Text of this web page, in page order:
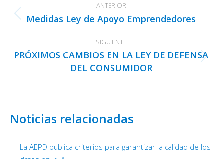
entre
publicaciones
ANTERIOR
Publicación
Medidas Ley de Apoyo Emprendedores
SIGUIENTE
Publicación
siguiente:
PRÓXIMOS CAMBIOS EN LA LEY DE DEFENSA
DEL CONSUMIDOR
Noticias relacionadas
La AEPD publica criterios para garantizar la calidad de los